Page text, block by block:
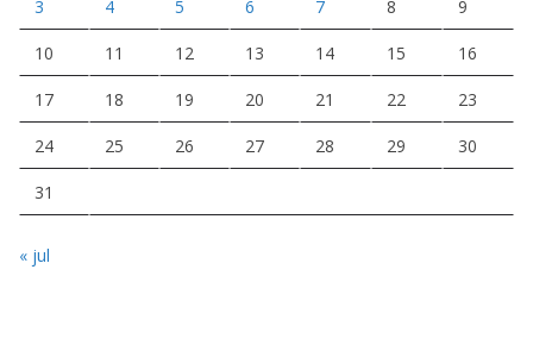
3 4 5 6 7 8 9
10 11 12 13 14 15 16
17 18 19 20 21 22 23
24 25 26 27 28 29 30
31
« jul